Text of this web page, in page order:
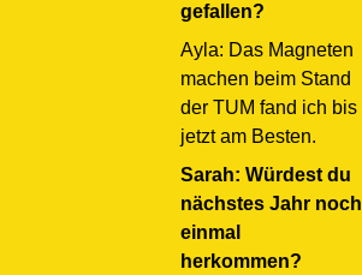
gefallen?
Ayla: Das Magneten
machen beim Stand
der TUM fand ich bis
jetzt am Besten.
Sarah: Würdest du
nächstes Jahr noch
einmal
herkommen?